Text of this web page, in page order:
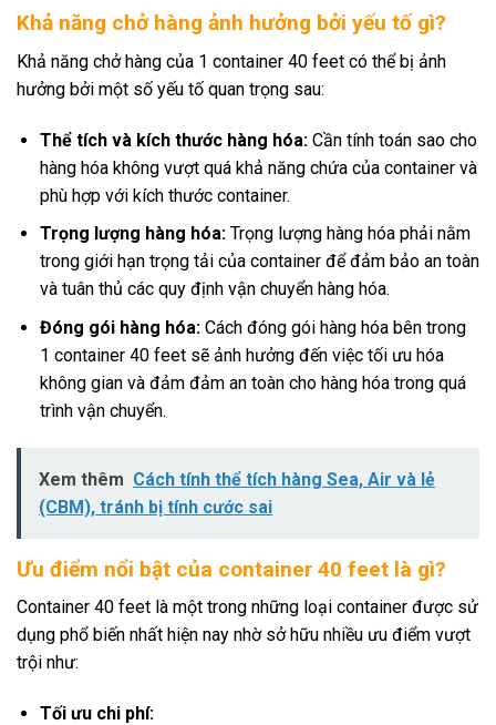
Khả năng chở hàng ảnh hưởng bởi yếu tố gì?
Khả năng chở hàng của 1 container 40 feet có thể bị ảnh
hưởng bởi một số yếu tố quan trọng sau:
Thể tích và kích thước hàng hóa:Cần tính toán sao cho
hàng hóa không vượt quá khả năng chứa của container và
phù hợp với kích thước container.
Trọng lượng hàng hóa:Trọng lượng hàng hóa phải nằm
trong giới hạn trọng tải của container để đảm bảo an toàn
và tuân thủ các quy định vận chuyển hàng hóa.
Đóng gói hàng hóa:Cách đóng gói hàng hóa bên trong
1 container 40 feet sẽ ảnh hưởng đến việc tối ưu hóa
không gian và đảm đảm an toàn cho hàng hóa trong quá
trình vận chuyển.
Xem thêm Cách tính thể tích hàng Sea, Air và lẻ
(CBM), tránh bị tính cước sai
Ưu điểm nổi bật của container 40 feet là gì?
Container 40 feet là một trong những loại container được sử
dụng phổ biến nhất hiện nay nhờ sở hữu nhiều ưu điểm vượt
trội như:
Tối ưu chi phí: